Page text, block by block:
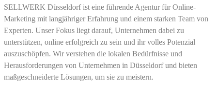
SELLWERK Düsseldorf ist eine führende Agentur für Online-
Marketing mit langjähriger Erfahrung und einem starken Team von
Experten. Unser Fokus liegt darauf, Unternehmen dabei zu
unterstützen, online erfolgreich zu sein und ihr volles Potenzial
auszuschöpfen. Wir verstehen die lokalen Bedürfnisse und
Herausforderungen von Unternehmen in Düsseldorf und bieten
maßgeschneiderte Lösungen, um sie zu meistern.